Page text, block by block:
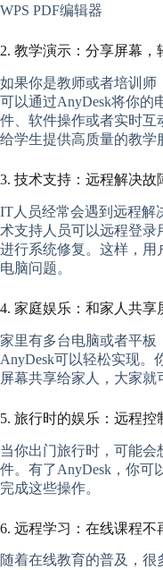
WPS PDF编辑器
2. 教学演示：分享屏幕，
如果你是教师或者培训师
可以通过AnyDesk将你的
件、软件操作或者实时互
给学生提供高质量的教学
3. 技术支持：远程解决故
IT人员经常会遇到远程解
术支持人员可以远程登录
进行系统修复。这样，用
电脑问题。
4. 家庭娱乐：和家人共享
家里有多台电脑或者平板
AnyDesk可以轻松实现。
屏幕共享给家人，大家就
5. 旅行时的娱乐：远程控
当你出门旅行时，可能会
件。有了AnyDesk，你可
完成这些操作。
6. 远程学习：在线课程不
随着在线教育的普及，很